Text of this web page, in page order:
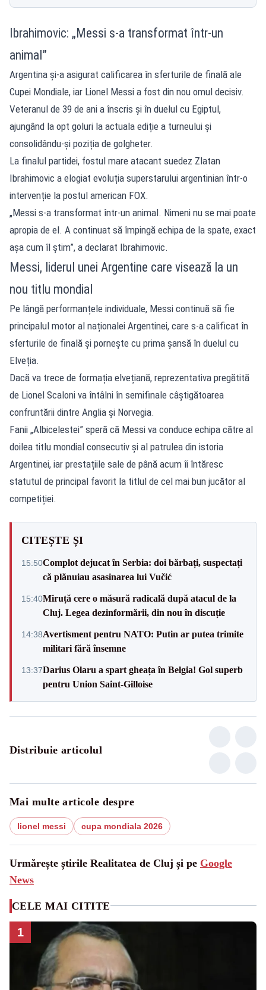
Ibrahimovic: „Messi s-a transformat într-un
animal”
Argentina și-a asigurat calificarea în sferturile de finală ale
Cupei Mondiale, iar Lionel Messi a fost din nou omul decisiv.
Veteranul de 39 de ani a înscris și în duelul cu Egiptul,
ajungând la opt goluri la actuala ediție a turneului și
consolidându-și poziția de golgheter.
La finalul partidei, fostul mare atacant suedez Zlatan
Ibrahimovic a elogiat evoluția superstarului argentinian într-o
intervenție la postul american FOX.
„Messi s-a transformat într-un animal. Nimeni nu se mai poate
apropia de el. A continuat să împingă echipa de la spate, exact
așa cum îl știm”, a declarat Ibrahimovic.
Messi, liderul unei Argentine care visează la un
nou titlu mondial
Pe lângă performanțele individuale, Messi continuă să fie
principalul motor al naționalei Argentinei, care s-a calificat în
sferturile de finală și pornește cu prima șansă în duelul cu
Elveția.
Dacă va trece de formația elvețiană, reprezentativa pregătită
de Lionel Scaloni va întâlni în semifinale câștigătoarea
confruntării dintre Anglia și Norvegia.
Fanii „Albicelestei” speră că Messi va conduce echipa către al
doilea titlu mondial consecutiv și al patrulea din istoria
Argentinei, iar prestațiile sale de până acum îi întăresc
statutul de principal favorit la titlul de cel mai bun jucător al
competiției.
CITEȘTE ȘI
15:50Complot dejucat în Serbia: doi bărbați, suspectați
că plănuiau asasinarea lui Vučić
15:40Miruță cere o măsură radicală după atacul de la
Cluj. Legea dezinformării, din nou în discuție
14:38Avertisment pentru NATO: Putin ar putea trimite
militari fără însemne
13:37Darius Olaru a spart gheața în Belgia! Gol superb
pentru Union Saint-Gilloise
Distribuie articolul
Mai multe articole despre
lionel messi cupa mondiala 2026
Urmărește știrile Realitatea de Cluj și pe Google
News
CELE MAI CITITE
1